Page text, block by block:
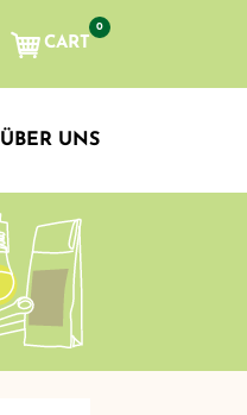
CART
0
ÜBER UNS